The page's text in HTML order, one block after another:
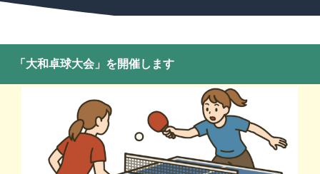
「大和卓球大会」を開催します